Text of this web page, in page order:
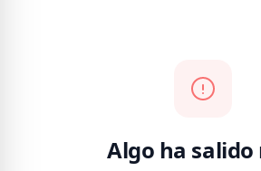
Algo ha salido